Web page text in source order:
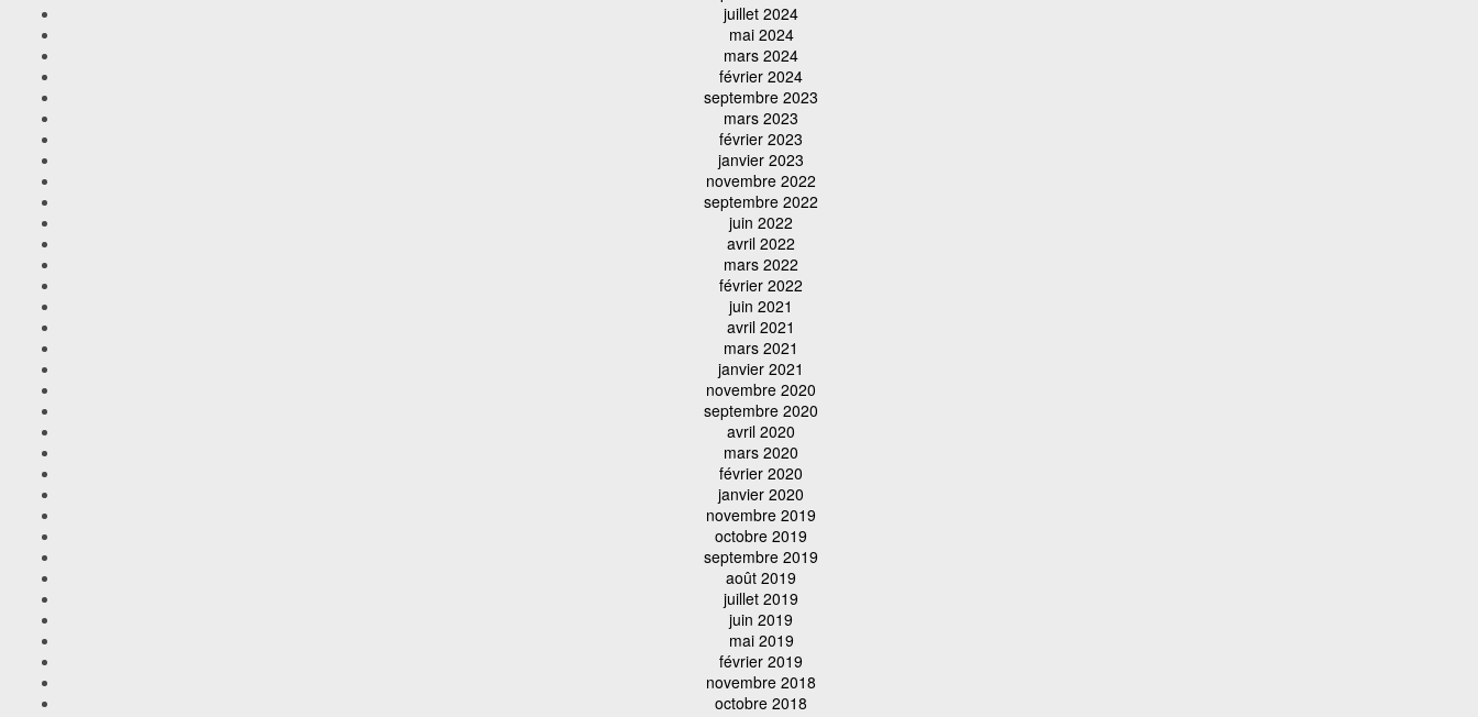
juillet 2024
mai 2024
mars 2024
février 2024
septembre 2023
mars 2023
février 2023
janvier 2023
novembre 2022
septembre 2022
juin 2022
avril 2022
mars 2022
février 2022
juin 2021
avril 2021
mars 2021
janvier 2021
novembre 2020
septembre 2020
avril 2020
mars 2020
février 2020
janvier 2020
novembre 2019
octobre 2019
septembre 2019
août 2019
juillet 2019
juin 2019
mai 2019
février 2019
novembre 2018
octobre 2018